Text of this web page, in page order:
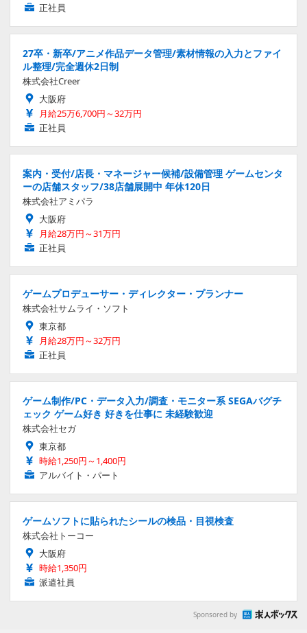
正社員
27卒・新卒/アニメ作品データ管理/素材情報の入力とファイ
ル整理/完全週休2日制
株式会社Creer
大阪府
月給25万6,700円～32万円
正社員
案内・受付/店長・マネージャー候補/設備管理 ゲームセンタ
ーの店舗スタッフ/38店舗展開中 年休120日
株式会社アミパラ
大阪府
月給28万円～31万円
正社員
ゲームプロデューサー・ディレクター・プランナー
株式会社サムライ・ソフト
東京都
月給28万円～32万円
正社員
ゲーム制作/PC・データ入力/調査・モニター系 SEGAバグチ
ェック ゲーム好き 好きを仕事に 未経験歓迎
株式会社セガ
東京都
時給1,250円～1,400円
アルバイト・パート
ゲームソフトに貼られたシールの検品・目視検査
株式会社トーコー
大阪府
時給1,350円
派遣社員
Sponsored by